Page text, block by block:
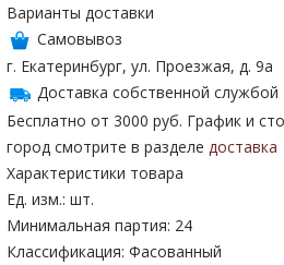
Варианты доставки
Самовывоз
г. Екатеринбург, ул. Проезжая, д. 9а
Доставка собственной службой
Бесплатно от 3000 руб. График и
город смотрите в разделе доставка
Характеристики товара
Ед. изм.: шт.
Минимальная партия: 24
Классификация: Фасованный